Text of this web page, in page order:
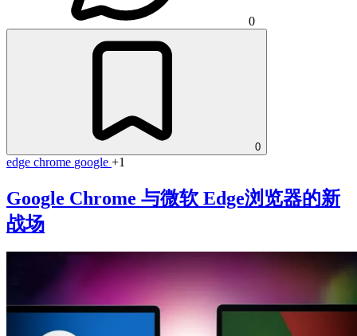
0
0
edge chrome google +1
Google Chrome 与微软 Edge浏览器的新
战场